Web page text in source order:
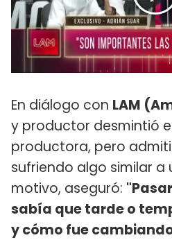
En diálogo con LAM
y productor desmintió
productora, pero
sufriendo algo similar a
motivo, aseguró:
sabía que tarde o
y cómo fue